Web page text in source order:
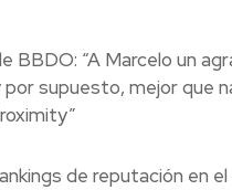
BBDO: “A Marcelo un
supuesto, mejor que
de reputación en